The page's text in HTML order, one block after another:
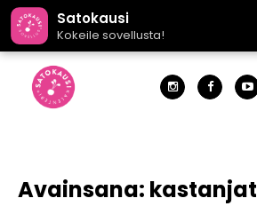
Satokausi
Kokeile sovellusta!
Avainsana: kastanjat